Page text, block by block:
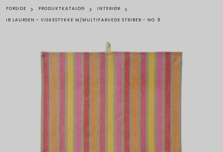
i
g
FORSIDE PRODUKTKATALOG
INTERIØR
IB LAURSEN - VISKESTYKKE M/MULTIFARVEDE STRIBER - NO. 8